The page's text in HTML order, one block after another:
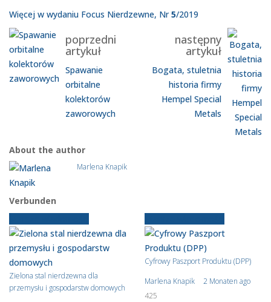
Więcej w wydaniu Focus Nierdzewne, Nr5/2019
poprzedni
artykuł
Spawanie
orbitalne
kolektorów
zaworowych
następny
artykuł
Bogata, stuletnia
historia firmy
Hempel Special
Metals
About the author
Marlena Knapik
Verbunden
Zielona stal nierdzewna dla
przemysłu i gospodarstw domowych
Cyfrowy Paszport Produktu (DPP)
Marlena Knapik
2 Monaten ago
425